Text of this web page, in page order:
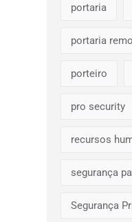
portaria
portaria
porteiro
pro security
recursos
segurança
Segurança